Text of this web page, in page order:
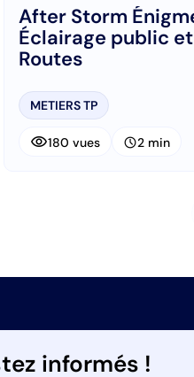
After Storm Énigme 3A –
Éclairage public et
Routes
METIERS TP
visibility180 vues schedule2 min
informés !